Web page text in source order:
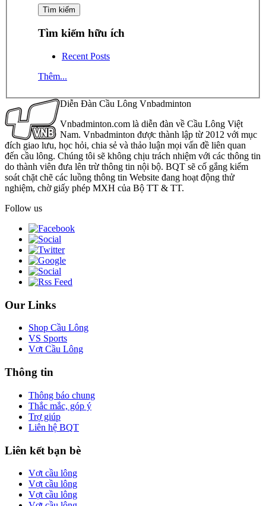
Tìm kiếm hữu ích
Recent Posts
Thêm...
Diễn Đàn Cầu Lông Vnbadminton
Vnbadminton.com là diễn đàn về Cầu Lông Việt
Nam. Vnbadminton được thành lập từ 2012 với mục
đích giao lưu, học hỏi, chia sẻ và thảo luận mọi vấn đề liên quan
đến cầu lông. Chúng tôi sẽ không chịu trách nhiệm với các thông tin
do thành viên đưa lên trừ thông tin nội bộ. BQT sẽ cố gắng kiểm
soát chặt chẽ các luồng thông tin Website đang hoạt động thử
nghiệm, chờ giấy phép MXH của Bộ TT & TT.
Follow us
Our Links
Shop Cầu Lông
VS Sports
Vợt Cầu Lông
Thông tin
Thông báo chung
Thắc mắc, góp ý
Trợ giúp
Liên hệ BQT
Liên kết bạn bè
Vợt cầu lông
Vợt cầu lông
Vợt cầu lông